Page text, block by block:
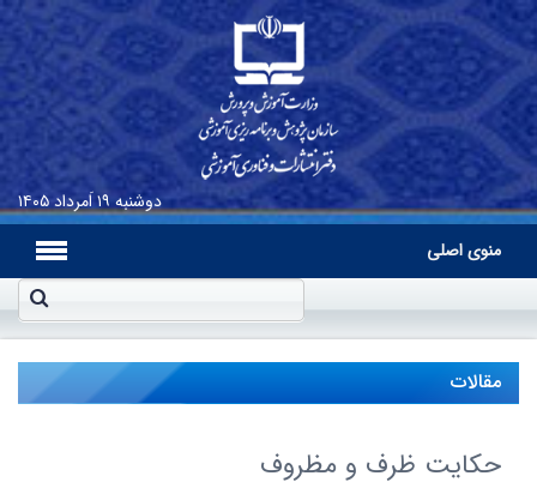
دوشنبه۱۹ اَمرداد ۱۴۰۵
منوی اصلی
مقالات
حکایت ظرف و مظروف